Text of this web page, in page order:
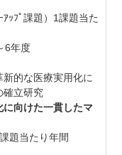
課題当た
6年度
新的な医療実用化に
確立研究
向けた一貫したマ
題当たり年間